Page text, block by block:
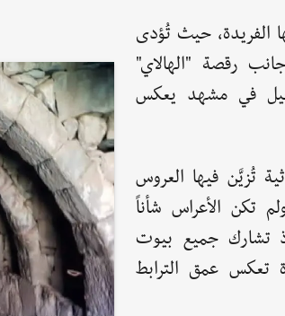
الفريدة، حيث تُؤدى
رقصة "الهالاي"
في مشهد يعكس
تُزيَّن فيها العروس
تكن الأعراس شأناً
تشارك جميع بيوت
تعكس عمق الترابط